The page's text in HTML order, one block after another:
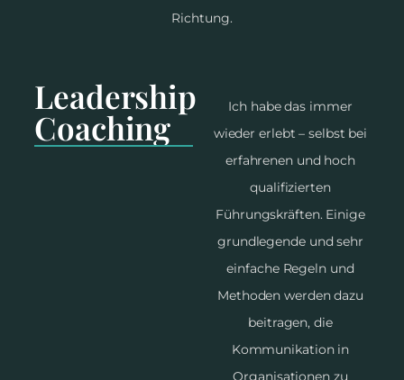
Richtung.
Ich habe das immer
wieder erlebt – selbst bei
erfahrenen und hoch
qualifizierten
Führungskräften. Einige
grundlegende und sehr
einfache Regeln und
Methoden werden dazu
beitragen, die
Kommunikation in
Organisationen zu
Leadership
Coaching